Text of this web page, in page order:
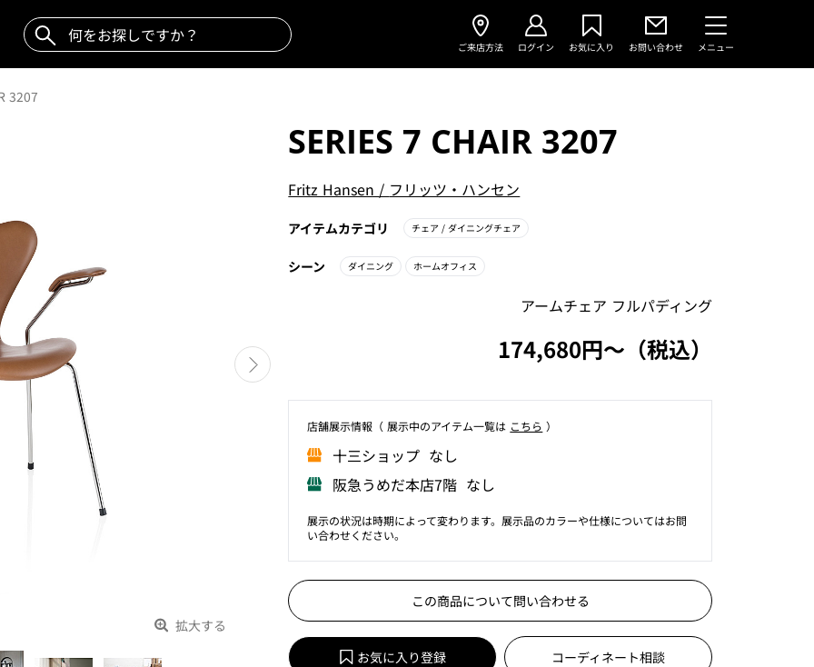
ご来店方法 ログイン お気に入り お問い合わせ メニュー
3207
拡大する
SERIES 7 CHAIR 3207
Fritz Hansen / フリッツ・ハンセン
アイテムカテゴリ チェア/ ダイニングチェア
シーン ダイニング ホームオフィス
アームチェア フルパディング
174,680円〜（税込）
店舗展⽰情報（ 展⽰中のアイテム⼀覧は こちら ）
⼗三ショップ なし
阪急うめだ本店7階 なし
展示の状況は時期によって変わります。展示品のカラーや仕様についてはお問
い合わせください。
この商品について問い合わせる
お気に入り登録 コーディネート相談